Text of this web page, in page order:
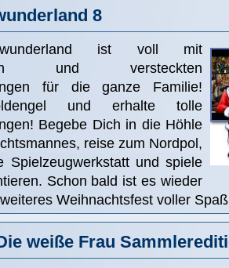
8
ist voll mit
und versteckten
für die ganze Familie!
und erhalte tolle
Begebe Dich in die Höhle
reise zum Nordpol,
Spielzeugwerkstatt und spiele
Schon bald ist es wieder
Weihnachtsfest voller
weiße Frau